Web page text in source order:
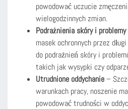
powodować uczucie
wielogodzinnych zmian.
Podrażnienia skóry i
masek ochronnych przez
do podrażnień skóry i
takich jak wysypki czy
Utrudnione oddychanie–
warunkach pracy, noszenie
powodować trudności w